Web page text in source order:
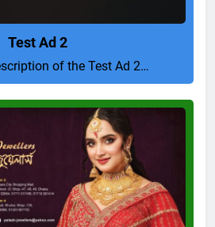
Test Ad 2
of the Test Ad 2…